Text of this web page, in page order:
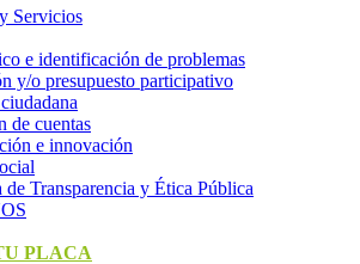
Servicios
e identificación de problemas
y/o presupuesto participativo​
de cuentas
e innovación
de Transparencia y Ética Pública
PLACA